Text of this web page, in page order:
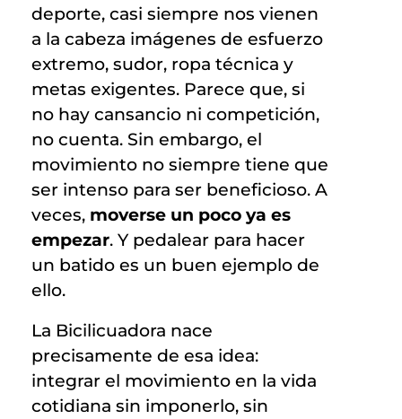
deporte, casi siempre nos vienen
a la cabeza imágenes de esfuerzo
extremo, sudor, ropa técnica y
metas exigentes. Parece que, si
no hay cansancio ni competición,
no cuenta. Sin embargo, el
movimiento no siempre tiene que
ser intenso para ser beneficioso. A
veces, moverse un poco ya es
empezar. Y pedalear para hacer
un batido es un buen ejemplo de
ello.
La Bicilicuadora nace
precisamente de esa idea:
integrar el movimiento en la vida
cotidiana sin imponerlo, sin